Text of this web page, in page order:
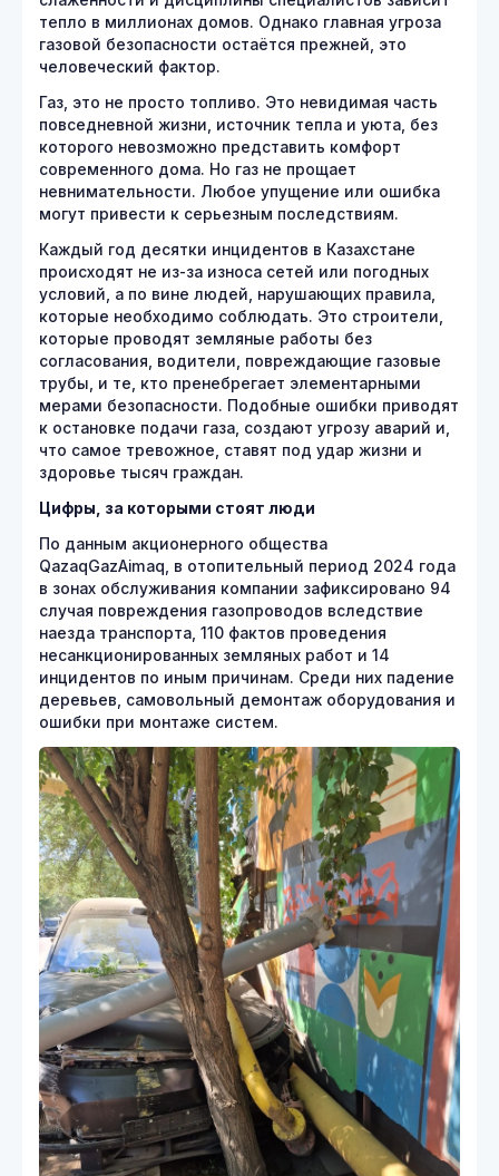
тепло в миллионах домов. Однако главная угроза
газовой безопасности остаётся прежней, это
человеческий фактор.
Газ, это не просто топливо. Это невидимая часть
повседневной жизни, источник тепла и уюта, без
которого невозможно представить комфорт
современного дома. Но газ не прощает
невнимательности. Любое упущение или ошибка
могут привести к серьезным последствиям.
Каждый год десятки инцидентов в Казахстане
происходят не из-за износа сетей или погодных
условий, а по вине людей, нарушающих правила,
которые необходимо соблюдать. Это строители,
которые проводят земляные работы без
согласования, водители, повреждающие газовые
трубы, и те, кто пренебрегает элементарными
мерами безопасности. Подобные ошибки приводят
к остановке подачи газа, создают угрозу аварий и,
что самое тревожное, ставят под удар жизни и
здоровье тысяч граждан.
Цифры, за которыми стоят люди
По данным акционерного общества
QazaqGazAimaq, в отопительный период 2024 года
в зонах обслуживания компании зафиксировано 94
случая повреждения газопроводов вследствие
наезда транспорта, 110 фактов проведения
несанкционированных земляных работ и 14
инцидентов по иным причинам. Среди них падение
деревьев, самовольный демонтаж оборудования и
ошибки при монтаже систем.